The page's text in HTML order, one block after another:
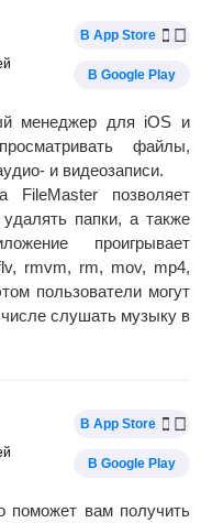
В App Store
В Google Play
менеджер для iOS и
файлы,
и видеозаписи.
FileMaster позволяет
папки, а также
проигрывает
rmvm, rm, mov, mp4,
пользователи могут
слушать музыку в
В App Store
В Google Play
поможет вам получить